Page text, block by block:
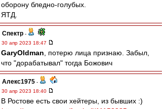
оборону бледно-голубых.
ЯТД.
Спектр -
30 апр 2023 18:47
GaryOldman , потерю лица признаю. Забыл,
что "дорабатывал" тогда Божович
Алекс1975 -
30 апр 2023 18:40
В Ростове есть свои хейтеры, из бывших :)